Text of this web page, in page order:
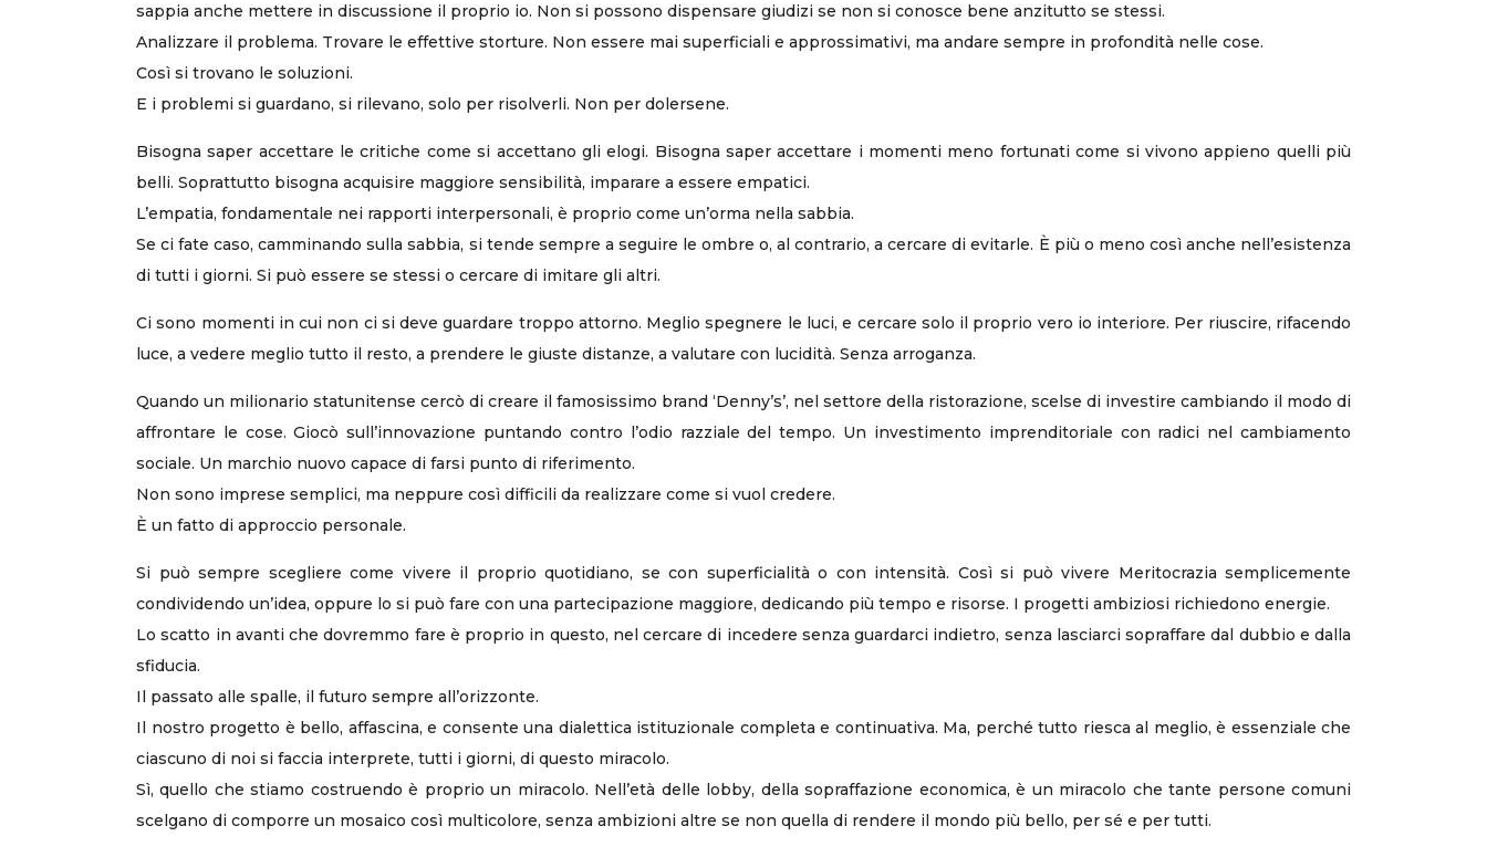
sappia anche mettere in discussione il proprio io. Non si possono dispensare giudizi se non si conosce bene anzitutto se stessi.
Analizzare il problema. Trovare le effettive storture. Non essere mai superficiali e approssimativi, ma andare sempre in profondità nelle cose.
Così si trovano le soluzioni.
E i problemi si guardano, si rilevano, solo per risolverli. Non per dolersene.
Bisogna saper accettare le critiche come si accettano gli elogi. Bisogna saper accettare i momenti meno fortunati come si vivono appieno quelli più
belli. Soprattutto bisogna acquisire maggiore sensibilità, imparare a essere empatici.
L’empatia, fondamentale nei rapporti interpersonali, è proprio come un’orma nella sabbia.
Se ci fate caso, camminando sulla sabbia, si tende sempre a seguire le ombre o, al contrario, a cercare di evitarle. È più o meno così anche nell’esistenza
di tutti i giorni. Si può essere se stessi o cercare di imitare gli altri.
Ci sono momenti in cui non ci si deve guardare troppo attorno. Meglio spegnere le luci, e cercare solo il proprio vero io interiore. Per riuscire, rifacendo
luce, a vedere meglio tutto il resto, a prendere le giuste distanze, a valutare con lucidità. Senza arroganza.
Quando un milionario statunitense cercò di creare il famosissimo brand ‘Denny’s’, nel settore della ristorazione, scelse di investire cambiando il modo di
affrontare le cose. Giocò sull’innovazione puntando contro l’odio razziale del tempo. Un investimento imprenditoriale con radici nel cambiamento
sociale. Un marchio nuovo capace di farsi punto di riferimento.
Non sono imprese semplici, ma neppure così difficili da realizzare come si vuol credere.
È un fatto di approccio personale.
Si può sempre scegliere come vivere il proprio quotidiano, se con superficialità o con intensità. Così si può vivere Meritocrazia semplicemente
condividendo un’idea, oppure lo si può fare con una partecipazione maggiore, dedicando più tempo e risorse. I progetti ambiziosi richiedono energie.
Lo scatto in avanti che dovremmo fare è proprio in questo, nel cercare di incedere senza guardarci indietro, senza lasciarci sopraffare dal dubbio e dalla
sfiducia.
Il passato alle spalle, il futuro sempre all’orizzonte.
Il nostro progetto è bello, affascina, e consente una dialettica istituzionale completa e continuativa. Ma, perché tutto riesca al meglio, è essenziale che
ciascuno di noi si faccia interprete, tutti i giorni, di questo miracolo.
Sì, quello che stiamo costruendo è proprio un miracolo. Nell’età delle lobby, della sopraffazione economica, è un miracolo che tante persone comuni
scelgano di comporre un mosaico così multicolore, senza ambizioni altre se non quella di rendere il mondo più bello, per sé e per tutti.